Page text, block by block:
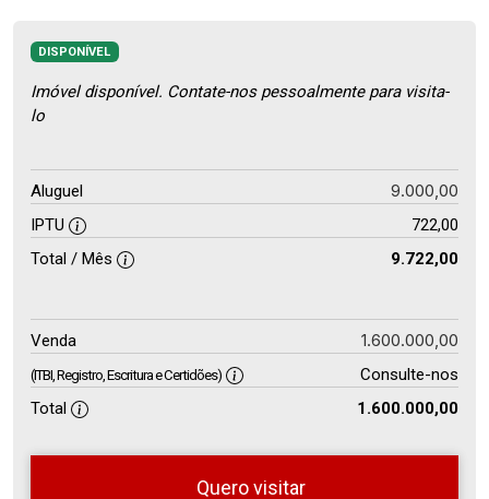
DISPONÍVEL
Imóvel disponível. Contate-nos pessoalmente para visita-
lo
Aluguel 9.000,00
IPTU
722,00
Total / Mês
9.722,00
Venda 1.600.000,00
(ITBI, Registro, Escritura e Certidões)
Consulte-nos
Total
1.600.000,00
Quero visitar